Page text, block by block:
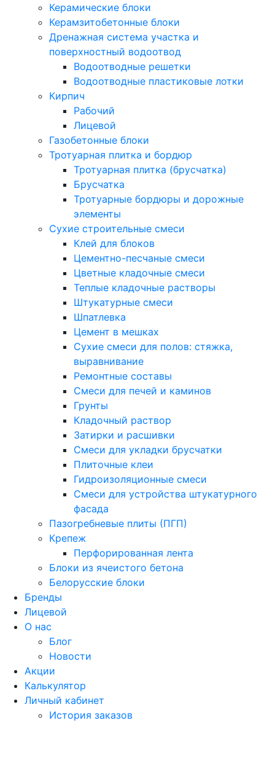
Керамические блоки
Керамзитобетонные блоки
Дренажная система участка и
поверхностный водоотвод
Водоотводные решетки
Водоотводные пластиковые лотки
Кирпич
Рабочий
Лицевой
Газобетонные блоки
Тротуарная плитка и бордюр
Тротуарная плитка (брусчатка)
Брусчатка
Тротуарные бордюры и дорожные
элементы
Сухие строительные смеси
Клей для блоков
Цементно-песчаные смеси
Цветные кладочные смеси
Теплые кладочные растворы
Штукатурные смеси
Шпатлевка
Цемент в мешках
Сухие смеси для полов: стяжка,
выравнивание
Ремонтные составы
Смеси для печей и каминов
Грунты
Кладочный раствор
Затирки и расшивки
Смеси для укладки брусчатки
Плиточные клеи
Гидроизоляционные смеси
Смеси для устройства штукатурного
фасада
Пазогребневые плиты (ПГП)
Крепеж
Перфорированная лента
Блоки из ячеистого бетона
Белорусские блоки
Бренды
Лицевой
О нас
Блог
Новости
Акции
Калькулятор
Личный кабинет
История заказов